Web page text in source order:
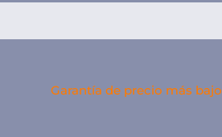
Garantía de precio más bajo